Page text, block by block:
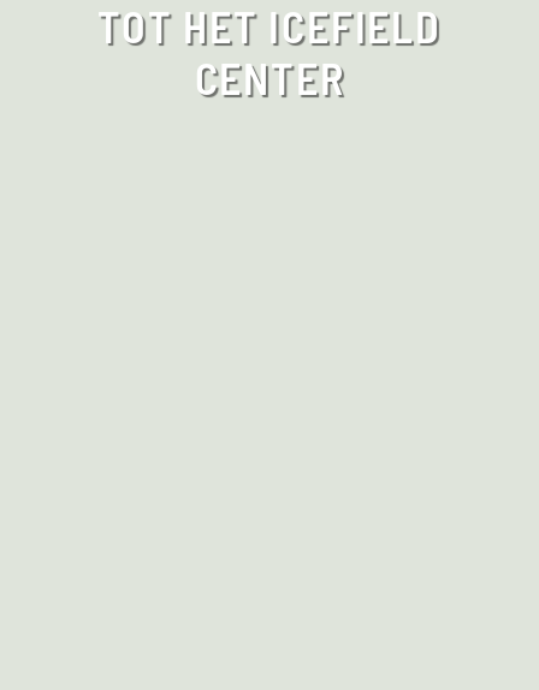
TOT HET ICEFIELD
CENTER